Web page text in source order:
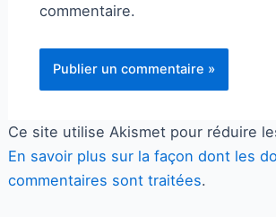
commentaire.
Ce site utilise Akismet pour réduire
En savoir plus sur la façon dont les
commentaires sont traitées.